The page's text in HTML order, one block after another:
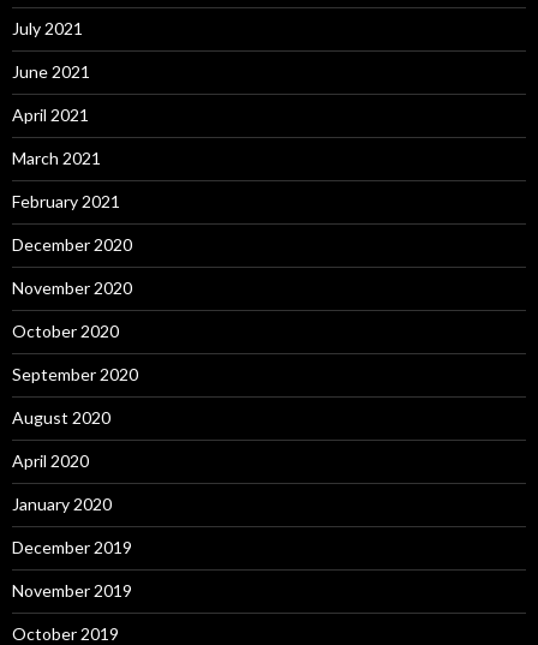
July 2021
June 2021
April 2021
March 2021
February 2021
December 2020
November 2020
October 2020
September 2020
August 2020
April 2020
January 2020
December 2019
November 2019
October 2019